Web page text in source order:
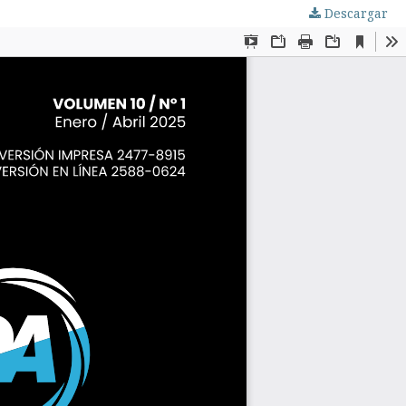
Descargar